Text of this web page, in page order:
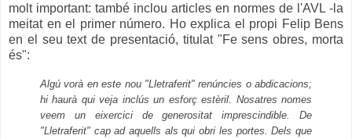
molt important: també inclou articles en normes de l'AVL -la
meitat en el primer número. Ho explica el propi Felip Bens
en el seu text de presentació, titulat "Fe sens obres, morta
és":
Algú vorà en este nou "Lletraferit" renúncies o abdicacions;
hi haurà qui veja inclús un esforç estèril. Nosatres nomes
veem un eixercici de generositat imprescindible. De
"Lletraferit" cap ad aquells als qui obri les portes. Dels que